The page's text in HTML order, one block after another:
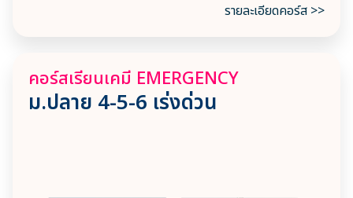
รายละเอียดคอร์ส >>
คอร์สเรียนเคมี EMERGENCY
ม.ปลาย 4-5-6 เร่งด่วน